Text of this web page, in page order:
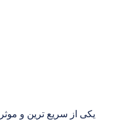
یکی از سریع ترین و